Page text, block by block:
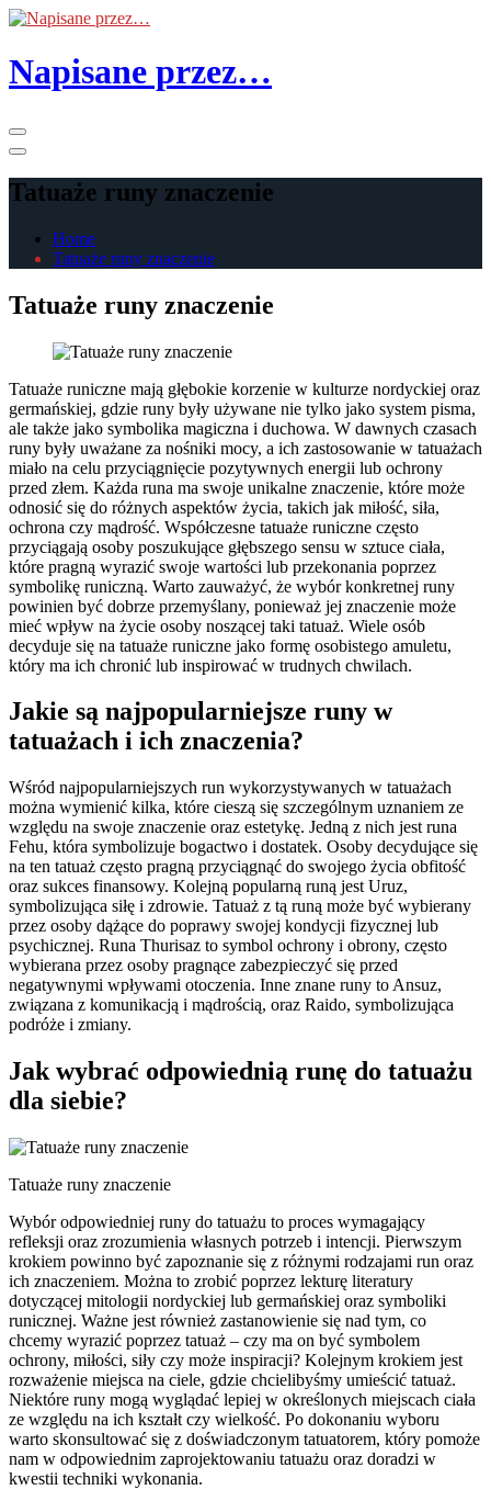
Skip
the
content
Napisane przez…
Tatuaże runy znaczenie
Home
Tatuaże runy znaczenie
Tatuaże runy znaczenie
Tatuaże runiczne mają głębokie korzenie w kulturze nordyckiej oraz
germańskiej, gdzie runy były używane nie tylko jako system pisma,
ale także jako symbolika magiczna i duchowa. W dawnych czasach
runy były uważane za nośniki mocy, a ich zastosowanie w tatuażach
miało na celu przyciągnięcie pozytywnych energii lub ochrony
przed złem. Każda runa ma swoje unikalne znaczenie, które może
odnosić się do różnych aspektów życia, takich jak miłość, siła,
ochrona czy mądrość. Współczesne tatuaże runiczne często
przyciągają osoby poszukujące głębszego sensu w sztuce ciała,
które pragną wyrazić swoje wartości lub przekonania poprzez
symbolikę runiczną. Warto zauważyć, że wybór konkretnej runy
powinien być dobrze przemyślany, ponieważ jej znaczenie może
mieć wpływ na życie osoby noszącej taki tatuaż. Wiele osób
decyduje się na tatuaże runiczne jako formę osobistego amuletu,
który ma ich chronić lub inspirować w trudnych chwilach.
Jakie są najpopularniejsze runy w
tatuażach i ich znaczenia?
Wśród najpopularniejszych run wykorzystywanych w tatuażach
można wymienić kilka, które cieszą się szczególnym uznaniem ze
względu na swoje znaczenie oraz estetykę. Jedną z nich jest runa
Fehu, która symbolizuje bogactwo i dostatek. Osoby decydujące się
na ten tatuaż często pragną przyciągnąć do swojego życia obfitość
oraz sukces finansowy. Kolejną popularną runą jest Uruz,
symbolizująca siłę i zdrowie. Tatuaż z tą runą może być wybierany
przez osoby dążące do poprawy swojej kondycji fizycznej lub
psychicznej. Runa Thurisaz to symbol ochrony i obrony, często
wybierana przez osoby pragnące zabezpieczyć się przed
negatywnymi wpływami otoczenia. Inne znane runy to Ansuz,
związana z komunikacją i mądrością, oraz Raido, symbolizująca
podróże i zmiany.
Jak wybrać odpowiednią runę do tatuażu
dla siebie?
Tatuaże runy znaczenie
Wybór odpowiedniej runy do tatuażu to proces wymagający
refleksji oraz zrozumienia własnych potrzeb i intencji. Pierwszym
krokiem powinno być zapoznanie się z różnymi rodzajami run oraz
ich znaczeniem. Można to zrobić poprzez lekturę literatury
dotyczącej mitologii nordyckiej lub germańskiej oraz symboliki
runicznej. Ważne jest również zastanowienie się nad tym, co
chcemy wyrazić poprzez tatuaż – czy ma on być symbolem
ochrony, miłości, siły czy może inspiracji? Kolejnym krokiem jest
rozważenie miejsca na ciele, gdzie chcielibyśmy umieścić tatuaż.
Niektóre runy mogą wyglądać lepiej w określonych miejscach ciała
ze względu na ich kształt czy wielkość. Po dokonaniu wyboru
warto skonsultować się z doświadczonym tatuatorem, który pomoże
nam w odpowiednim zaprojektowaniu tatuażu oraz doradzi w
kwestii techniki wykonania.